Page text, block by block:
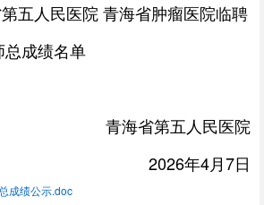
五人民医院 青海省肿瘤医院临聘
成绩名单
青海省第五人民医院
2026年4月7日
成绩公示.doc